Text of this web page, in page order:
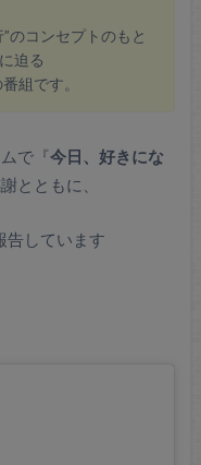
のコンセプトのもと
迫る
組です。
で『今日、好きにな
とともに、
告しています